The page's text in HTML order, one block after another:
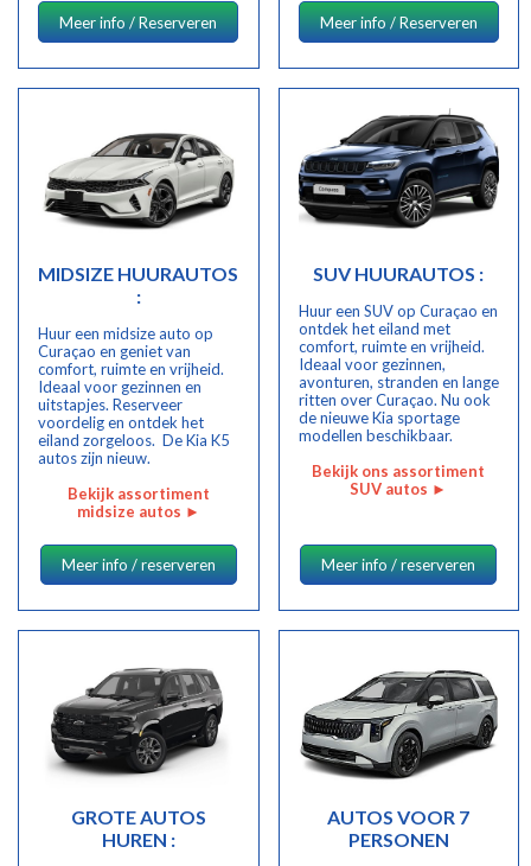
Meer info / Reserveren Meer info / Reserveren
MIDSIZE HUURAUTOS
:
Huur een midsize auto op
Curaçao en geniet van
comfort, ruimte en vrijheid.
Ideaal voor gezinnen en
uitstapjes. Reserveer
voordelig en ontdek het
eiland zorgeloos. De Kia K5
autos zijn nieuw.
Bekijk assortiment
midsize autos ►
Meer info / reserveren
SUV HUURAUTOS :
Huur een SUV op Curaçao en
ontdek het eiland met
comfort, ruimte en vrijheid.
Ideaal voor gezinnen,
avonturen, stranden en lange
ritten over Curaçao. Nu ook
de nieuwe Kia sportage
modellen beschikbaar.
Bekijk ons assortiment
SUV autos ►
Meer info / reserveren
GROTE AUTOS
HUREN :
AUTOS VOOR 7
PERSONEN